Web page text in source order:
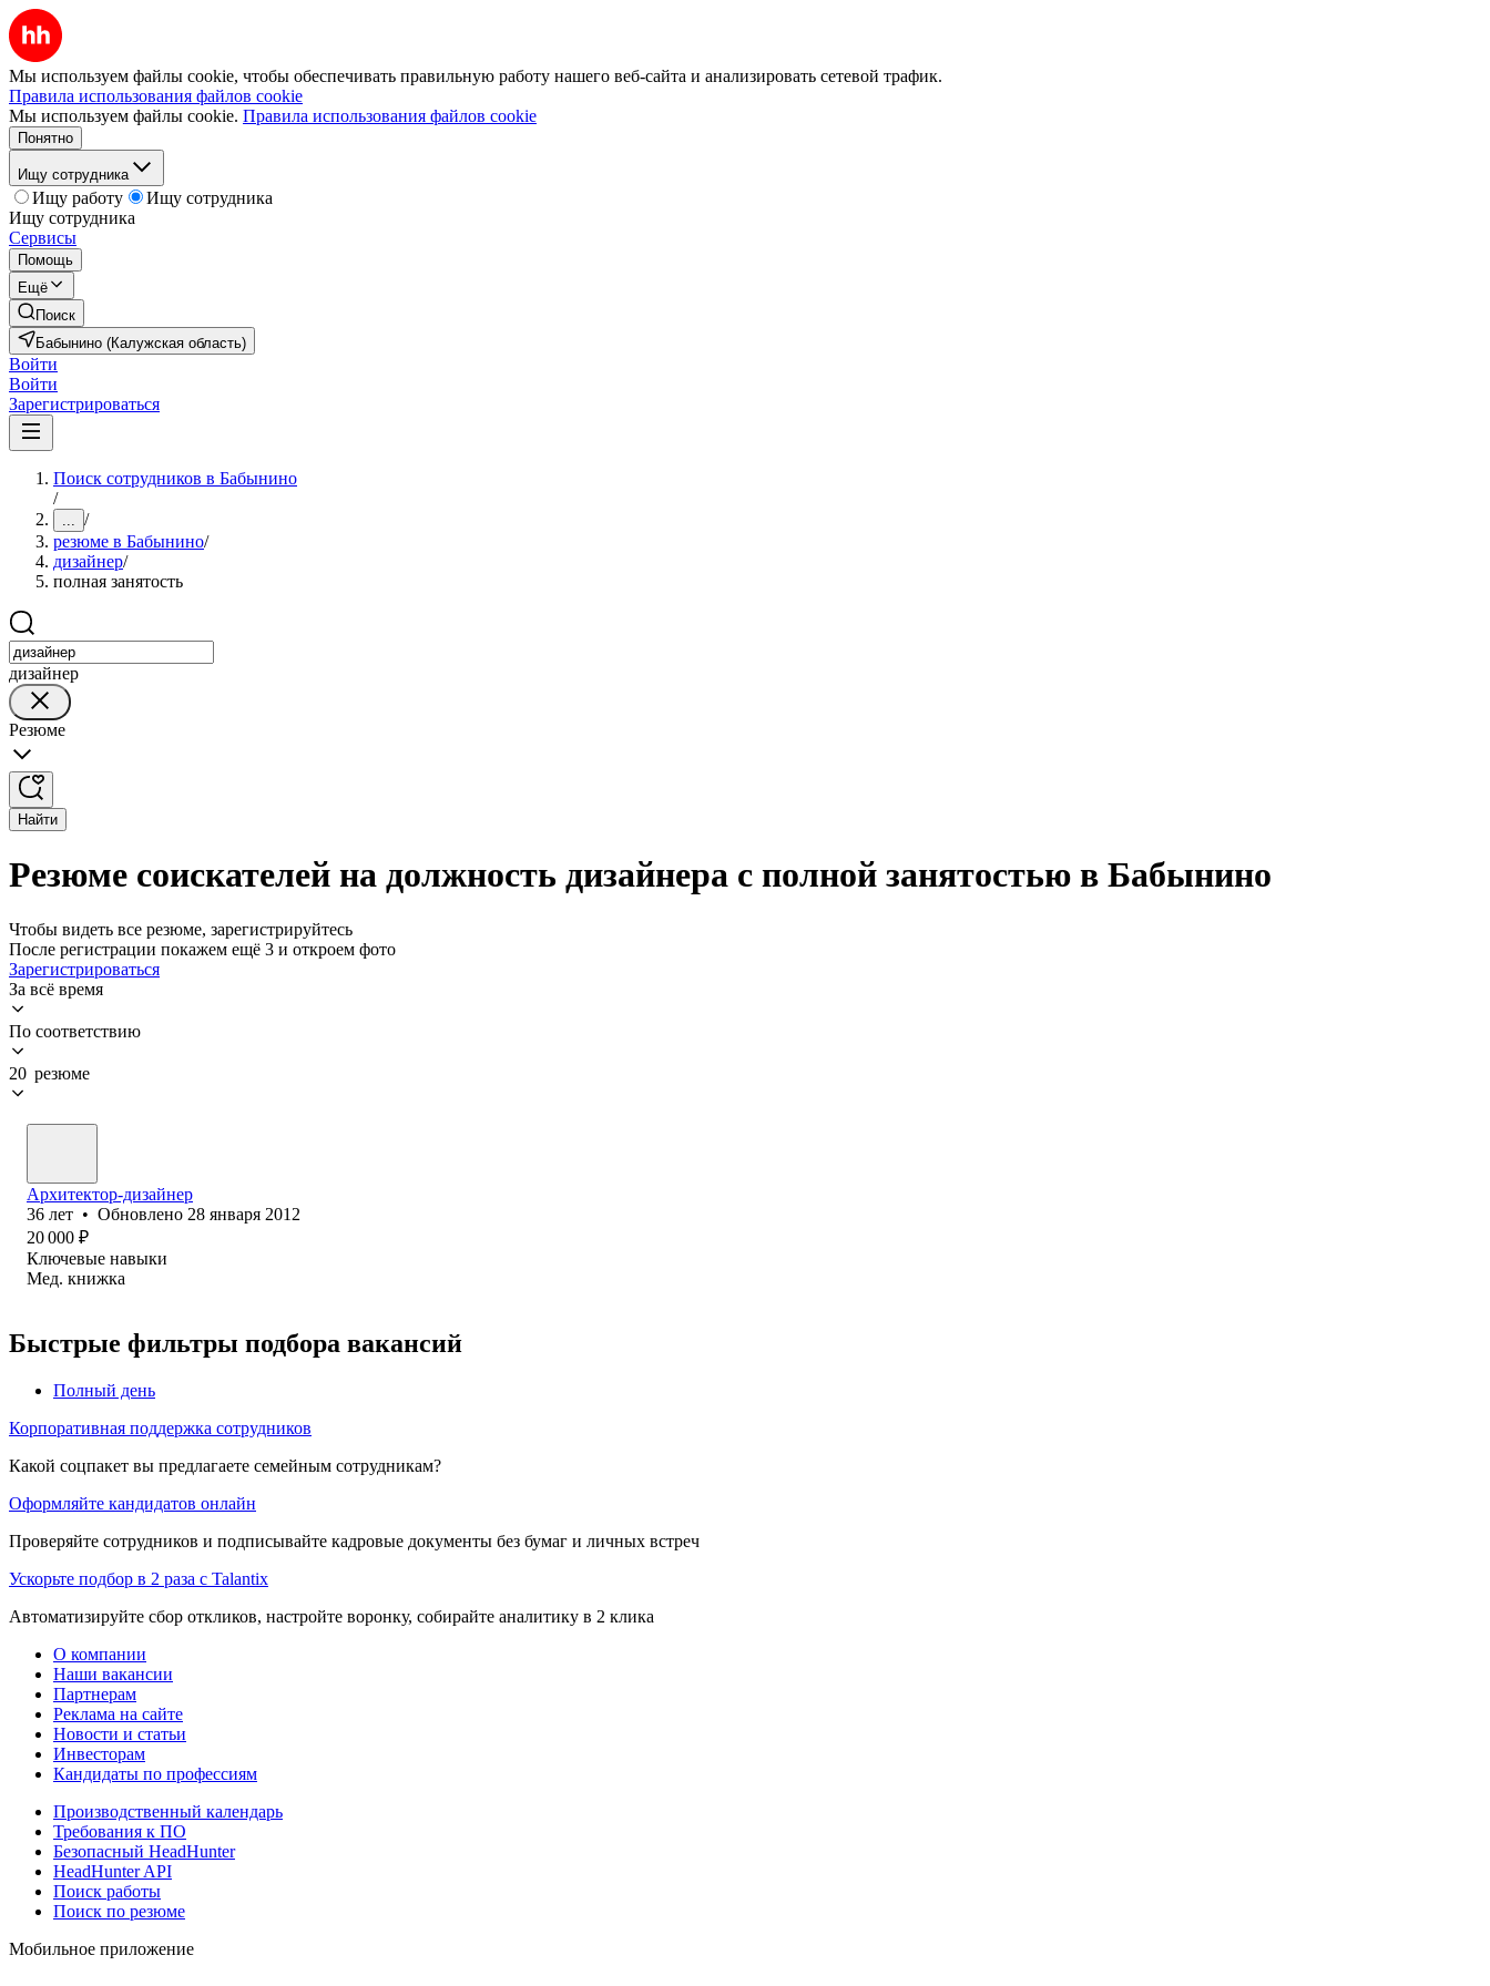
Мы используем файлы cookie, чтобы обеспечивать правильную работу нашего веб-сайта и анализировать сетевой трафик.
Правила использования файлов cookie
Мы используем файлы cookie. Правила использования файлов cookie
Понятно
Ищу сотрудника
Ищу работу
Ищу сотрудника
Ищу сотрудника
Сервисы
Помощь
Ещё
Поиск
Бабынино (Калужская область)
Войти
Войти
Зарегистрироваться
Поиск сотрудников в Бабынино
/
... /
резюме в Бабынино/
дизайнер/
полная занятость
дизайнер
Резюме
Найти
Резюме соискателей на должность дизайнера с полной занятостью в Бабынино
Чтобы видеть все резюме, зарегистрируйтесь
После регистрации покажем ещё 3 и откроем фото
Зарегистрироваться
За всё время
По соответствию
20 резюме
Архитектор-дизайнер
36 лет • Обновлено 28 января 2012
20 000 ₽
Ключевые навыки
Мед. книжка
Быстрые фильтры подбора вакансий
Полный день
Корпоративная поддержка сотрудников
Какой соцпакет вы предлагаете семейным сотрудникам?
Оформляйте кандидатов онлайн
Проверяйте сотрудников и подписывайте кадровые документы без бумаг и личных встреч
Ускорьте подбор в 2 раза с Talantix
Автоматизируйте сбор откликов, настройте воронку, собирайте аналитику в 2 клика
О компании
Наши вакансии
Партнерам
Реклама на сайте
Новости и статьи
Инвесторам
Кандидаты по профессиям
Производственный календарь
Требования к ПО
Безопасный HeadHunter
HeadHunter API
Поиск работы
Поиск по резюме
Мобильное приложение